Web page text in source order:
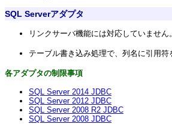
SQL Serverアダプタ
リンクサーバ機能には対応していません。
テーブル書き込み処理で、列名に引用
各アダプタの制限事項
SQL Server 2014 JDBC
SQL Server 2012 JDBC
SQL Server 2008 R2 JDBC
SQL Server 2008 JDBC